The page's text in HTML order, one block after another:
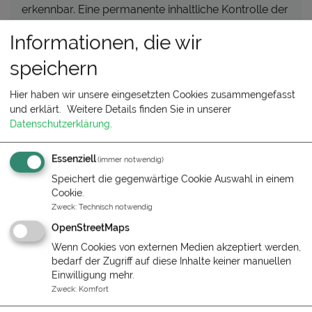
erkennbar. Eine permanente inhaltliche Kontrolle der
Anhaltspunkte einer Rechtsverletzung nicht
zumutbar. Bei Bekanntwerden von
Rechtsverletzungen werden wir derartige Links
umgehend entfernen.
Urheberrecht
Die durch die Seitenbetreiber erstellten Inhalte und
Werke auf diesen Seiten unterliegen dem deutschen
Urheberrecht. Die Vervielfältigung, Bearbeitung,
Verbreitung und jede Art der Verwertung außerhalb
der Grenzen des Urheberrechtes bedürfen der
schriftlichen Zustimmung des jeweiligen Autors bzw.
Erstellers. Downloads und Kopien dieser Seite sind
nur für den privaten, nicht kommerziellen Gebrauch
gestattet. Soweit die Inhalte auf dieser Seite nicht
vom Betreiber erstellt wurden, werden die
Informationen, die wir
speichern
Hier haben wir unsere eingesetzten Cookies zusammengefasst
und erklärt. Weitere Details finden Sie in unserer
Datenschutzerklärung.
Essenziell(immer notwendig)
Speichert die gegenwärtige Cookie Auswahl in einem
Cookie.
Zweck: Technisch notwendig
OpenStreetMaps
Wenn Cookies von externen Medien akzeptiert werden,
bedarf der Zugriff auf diese Inhalte keiner manuellen
Einwilligung mehr.
Zweck: Komfort